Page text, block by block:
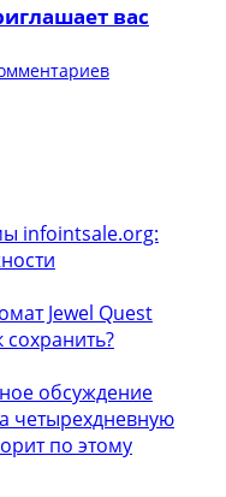
вас
infointsale.org:
Jewel Quest
сохранить?
обсуждение
четырехдневную
по этому